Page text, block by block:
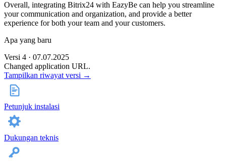
Overall, integrating Bitrix24 with EazyBe can help you streamline
your communication and organization, and provide a better
experience for both your team and your customers.
Apa yang baru
Versi 4 · 07.07.2025
Changed application URL.
Tampilkan riwayat versi →
Petunjuk instalasi
Dukungan teknis